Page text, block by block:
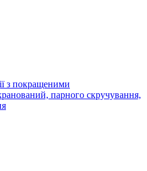
з покращеними
парного скручування,